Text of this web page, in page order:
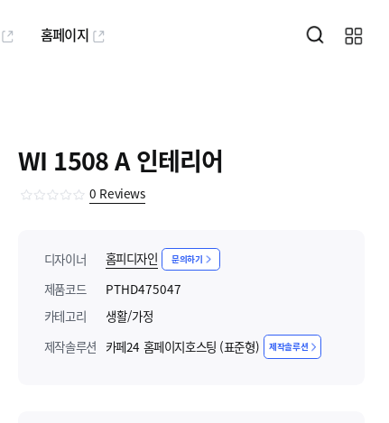
홈페이지
WI 1508 A 인테리어
0 Reviews
디자이너 홈피디자인 문의하기
제품코드
PTHD475047
카테고리
생활/가정
제작솔루션 카페24 홈페이지호스팅 (표준형) 제작솔루션